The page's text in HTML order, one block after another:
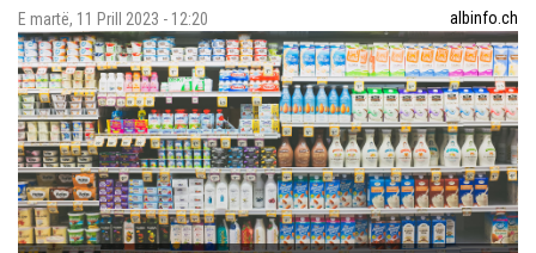
E martë, 11 Prill 2023 - 12:20 albinfo.ch